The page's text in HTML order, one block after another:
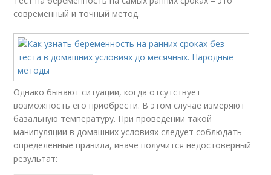
современный и точный метод.
Однако бывают ситуации, когда отсутствует
возможность его приобрести. В этом случае измеряют
базальную температуру. При проведении такой
манипуляции в домашних условиях следует соблюдать
определенные правила, иначе получится недостоверный
результат: